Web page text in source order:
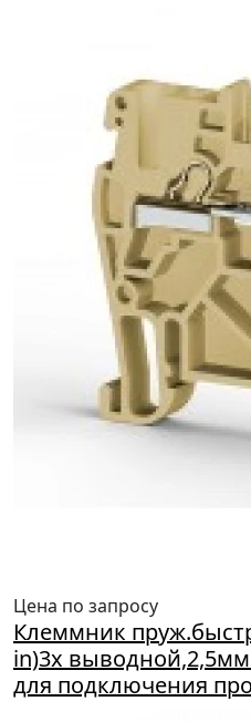
Цена по запросу
Клеммник
in)3х
для подключения